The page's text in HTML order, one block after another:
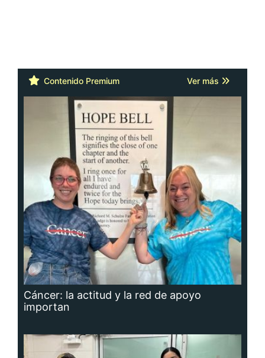
Contenido Premium Ver más
Cáncer: la actitud y la red de apoyo
importan